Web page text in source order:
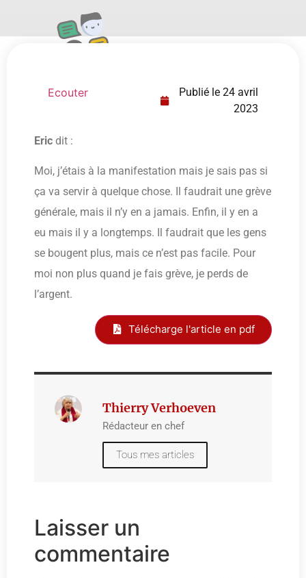
Ecouter Publié le 24 avril
2023
Eric dit :
Moi, j’étais à la manifestation mais je sais pas si
ça va servir à quelque chose. Il faudrait une grève
générale, mais il n’y en a jamais. Enfin, il y en a
eu mais il y a longtemps. Il faudrait que les gens
se bougent plus, mais ce n’est pas facile. Pour
moi non plus quand je fais grève, je perds de
l’argent.
Télécharge l'article en pdf
Thierry Verhoeven
Rédacteur en chef
Tous mes articles
Laisser un
commentaire